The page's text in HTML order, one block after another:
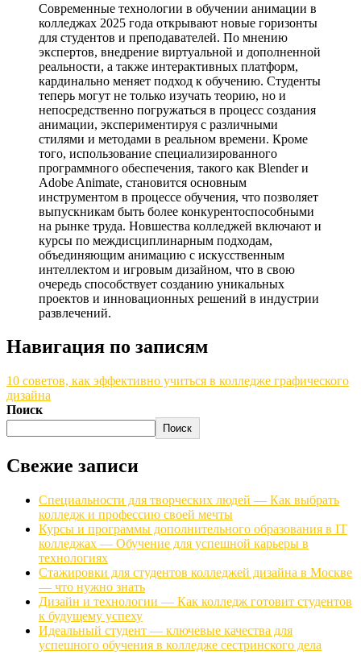
Современные технологии в обучении анимации в
колледжах 2025 года открывают новые горизонты
для студентов и преподавателей. По мнению
экспертов, внедрение виртуальной и дополненной
реальности, а также интерактивных платформ,
кардинально меняет подход к обучению. Студенты
теперь могут не только изучать теорию, но и
непосредственно погружаться в процесс создания
анимации, экспериментируя с различными
стилями и методами в реальном времени. Кроме
того, использование специализированного
программного обеспечения, такого как Blender и
Adobe Animate, становится основным
инструментом в процессе обучения, что позволяет
выпускникам быть более конкурентоспособными
на рынке труда. Новшества колледжей включают и
курсы по междисциплинарным подходам,
объединяющим анимацию с искусственным
интеллектом и игровым дизайном, что в свою
очередь способствует созданию уникальных
проектов и инновационных решений в индустрии
развлечений.
Навигация по записям
10 советов, как эффективно учиться в колледже графического
дизайна
Поиск
Поиск
Свежие записи
Специальности для творческих людей — Как выбрать
колледж и профессию своей мечты
Курсы и программы дополнительного образования в IT
колледжах — Обучение для успешной карьеры в
технологиях
Стажировки для студентов колледжей дизайна в Москве
— что нужно знать
Дизайн и технологии — Как колледж готовит студентов
к будущему успеху
Идеальный студент — ключевые качества для
успешного обучения в колледже сестринского дела